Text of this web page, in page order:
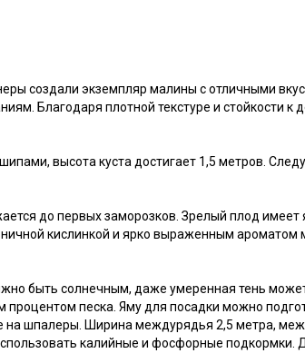
создали экземпляр малины с отличными
Благодаря плотной текстуре и стойкости к
высота куста достигает 1,5 метров.
до первых заморозков. Зрелый плод имеет
кислинкой и ярко выраженным
быть солнечным, даже умеренная тень
песка. Яму для посадки можно
на шпалеры. Ширина междурядья 2,5 метра,
калийные и фосфорные подкормки.